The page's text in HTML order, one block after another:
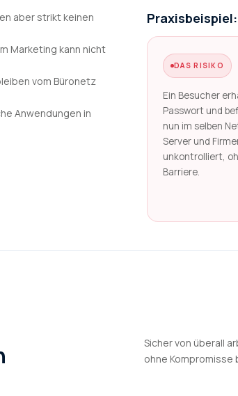
aber strikt keinen
Marketing kann nicht
vom Büronetz
Anwendungen in
DAS RISIKO
Ein Besucher
Passwort und
nun im selben
Server und
unkontrolliert,
Barriere.
Sicher von überall
ohne Kompromisse